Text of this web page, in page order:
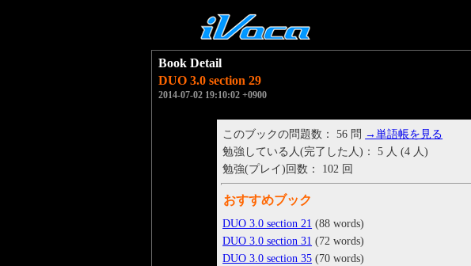
Book Detail
DUO 3.0 section 29
2014-07-02 19:10:02 +0900
このブックの問題数： 56 問 →単語帳を見る
勉強している人(完了した人)： 5 人 (4 人)
勉強(プレイ)回数： 102 回
おすすめブック
DUO 3.0 section 21 (88 words)
DUO 3.0 section 31 (72 words)
DUO 3.0 section 35 (70 words)